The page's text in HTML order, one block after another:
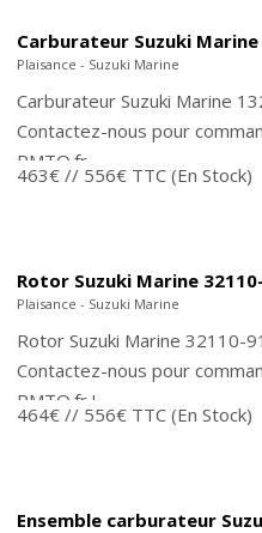
Carburateur Suzuki Marine
Plaisance - Suzuki Marine
Carburateur Suzuki Marine
Contactez-nous pour
PMTO.fr...
463€ // 556€ TTC (En Stock)
Rotor Suzuki Marine
Plaisance - Suzuki Marine
Rotor Suzuki Marine 32110-
Contactez-nous pour
PMTO.fr !
464€ // 556€ TTC (En Stock)
Ensemble carburateur